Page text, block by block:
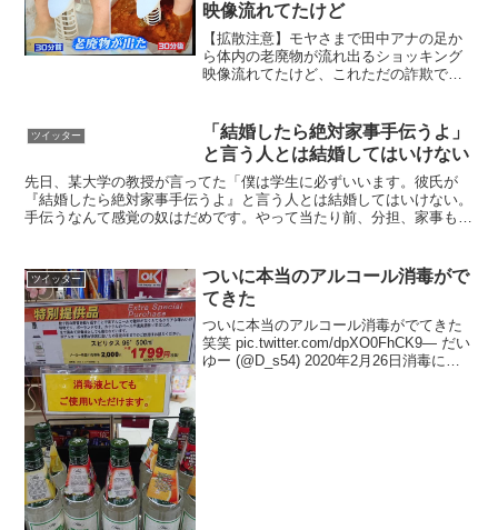
映像流れてたけど
【拡散注意】モヤさまで田中アナの足か
ら体内の老廃物が流れ出るショッキング
映像流れてたけど、これただの詐欺です
こんなエステ行ったり治療器買わないで
くださいね。 pic.t...
ツイッター
「結婚したら絶対家事手伝うよ」
と言う人とは結婚してはいけない
先日、某大学の教授が言ってた「僕は学生に必ずいいます。彼氏が
『結婚したら絶対家事手伝うよ』と言う人とは結婚してはいけない。
手伝うなんて感覚の奴はだめです。やって当たり前、分担、家事も自
ツイッター
ついに本当のアルコール消毒がで
てきた
ついに本当のアルコール消毒がでてきた
笑笑 pic.twitter.com/dpXO0FhCK9— だい
ゆー (@D_s54) 2020年2月26日消毒に使